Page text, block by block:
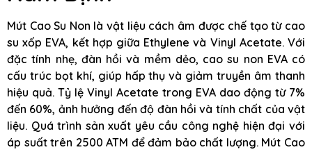
Mút Cao Su Non là vật liệu cách âm được chế tạo từ cao
su xốp EVA, kết hợp giữa Ethylene và Vinyl Acetate. Với
đặc tính nhẹ, đàn hồi và mềm dẻo, cao su non EVA có
cấu trúc bọt khí, giúp hấp thụ và giảm truyền âm thanh
hiệu quả. Tỷ lệ Vinyl Acetate trong EVA dao động từ 7%
đến 60%, ảnh hưởng đến độ đàn hồi và tính chất của vật
liệu. Quá trình sản xuất yêu cầu công nghệ hiện đại với
áp suất trên 2500 ATM để đảm bảo chất lượng. Mút Cao